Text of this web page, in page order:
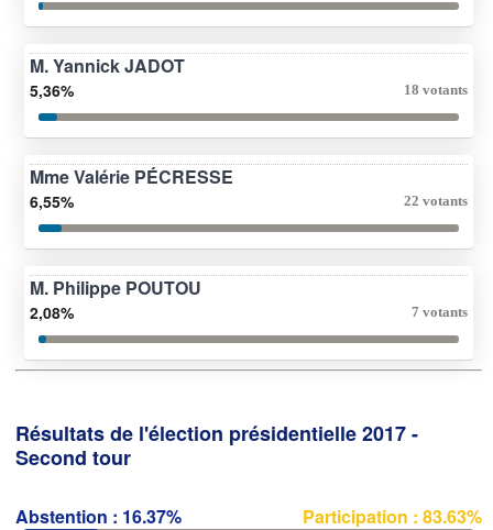
M. Yannick JADOT
5,36% 18 votants
Mme Valérie PÉCRESSE
6,55% 22 votants
M. Philippe POUTOU
2,08% 7 votants
Résultats de l'élection présidentielle 2017 -
Second tour
Abstention : 16.37% Participation : 83.63%